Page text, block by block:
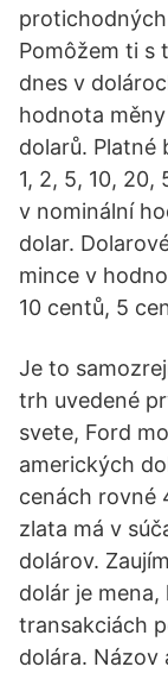
Pomôžem ti s
dnes v
hodnota
dolarů. Platné
1, 2, 5, 10, 20,
v nominální
dolar.
mince v
10 centů, 5
Je to
trh uvedené
svete, Ford
amerických
cenách rovné
zlata má v
dolárov.
dolár je
transakciách
dolára. Názov